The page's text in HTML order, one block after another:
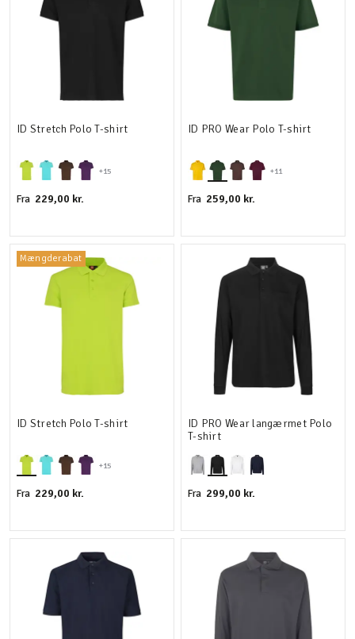
+15
ID Stretch Polo T-shirt
Fra 229,00 kr.
+11
ID PRO Wear Polo T-shirt
Fra 259,00 kr.
Mængderabat
+15
ID Stretch Polo T-shirt
Fra 229,00 kr.
ID PRO Wear langærmet Polo
T-shirt
Fra 299,00 kr.